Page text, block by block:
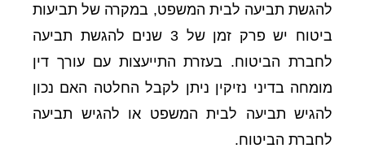
להגשת תביעה לבית המשפט, במקרה של תביעות
ביטוח יש פרק זמן של 3 שנים להגשת תביעה
לחברת הביטוח. בעזרת התייעצות עם עורך דין
מומחה בדיני נזיקין ניתן לקבל החלטה האם נכון
להגיש תביעה לבית המשפט או להגיש תביעה
לחברת הביטוח.